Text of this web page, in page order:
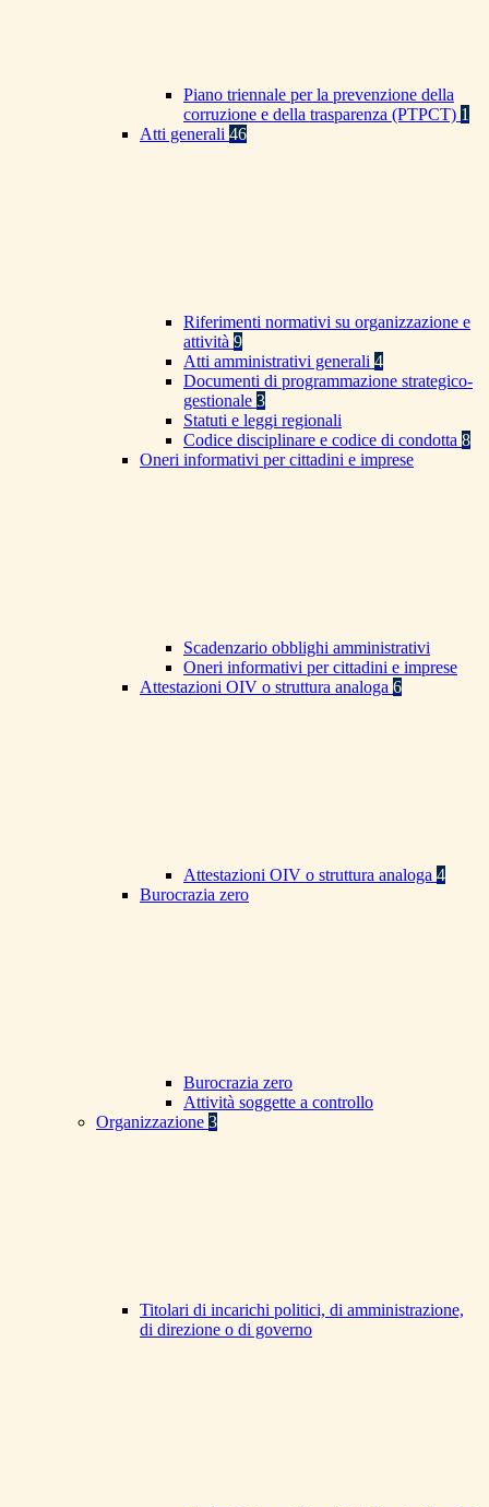
Piano triennale per la prevenzione della
corruzione e della trasparenza (PTPCT) 1
Atti generali 46
Riferimenti normativi su organizzazione e
attività 9
Atti amministrativi generali 4
Documenti di programmazione strategico-
gestionale 3
Statuti e leggi regionali
Codice disciplinare e codice di condotta 8
Oneri informativi per cittadini e imprese
Scadenzario obblighi amministrativi
Oneri informativi per cittadini e imprese
Attestazioni OIV o struttura analoga 6
Attestazioni OIV o struttura analoga 4
Burocrazia zero
Burocrazia zero
Attività soggette a controllo
Organizzazione 3
Titolari di incarichi politici, di amministrazione,
di direzione o di governo